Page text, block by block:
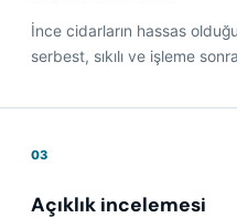
İnce cidarların hassas
serbest, sıkılı ve işleme
03
Açıklık incelemesi